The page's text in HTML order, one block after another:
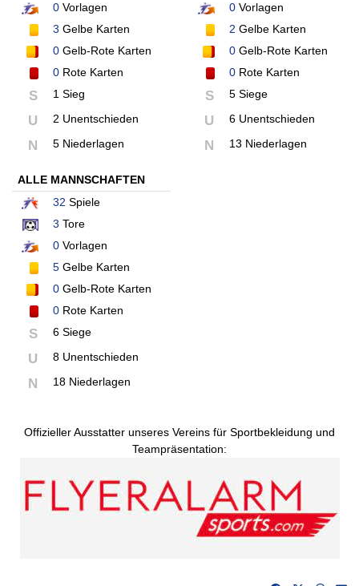
0 Vorlagen
3 Gelbe Karten
0 Gelb-Rote Karten
0 Rote Karten
S 1 Sieg
U 2 Unentschieden
N 5 Niederlagen
0Vorlagen
2 Gelbe Karten
0Gelb-Rote Karten
0Rote Karten
S 5 Siege
U 6 Unentschieden
N 13 Niederlagen
ALLE MANNSCHAFTEN
32 Spiele
3 Tore
0 Vorlagen
5 Gelbe Karten
0 Gelb-Rote Karten
0 Rote Karten
S 6 Siege
U 8 Unentschieden
N 18 Niederlagen
Offizieller Ausstatter unseres Vereins für Sportbekleidung und
Teampräsentation: